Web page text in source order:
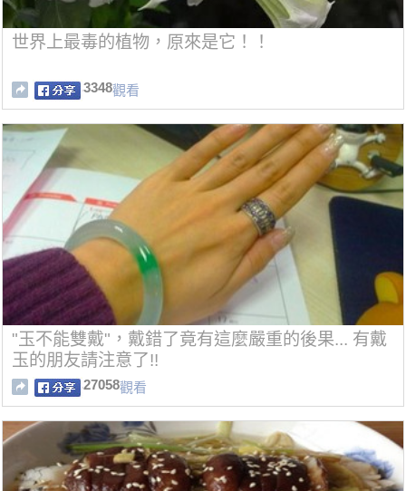
世界上最毒的植物，原來是它！！
3348觀看
"玉不能雙戴"，戴錯了竟有這麼嚴重的後果... 有戴
玉的朋友請注意了!!
27058觀看